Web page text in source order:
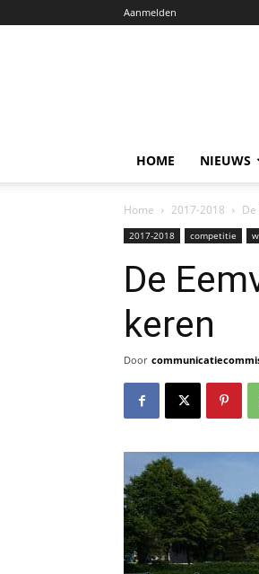
Aanmelden
HOME NIEUWS
Home 2017-2018
2017-2018 competitie
De
keren
Door